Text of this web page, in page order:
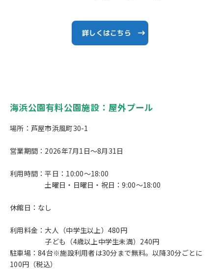
詳しくはこちら
海浜公園有料公園施設：屋外プール
場所：芦屋市浜風町30-1
営業期間：2026年7月1日～8月31日
利用時間：平日：10:00～18:00
土曜日・日曜日・祝日：9:00～18:00
休館日：なし
利用料金：大人（中学生以上）480円
子ども（4歳以上中学生未満）240円
駐車場：84台※施設利用者は30分まで無料。以降30分ごとに
100円（税込）